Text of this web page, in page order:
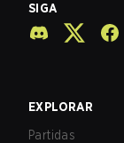
SIGA
EXPLORAR
Partidas